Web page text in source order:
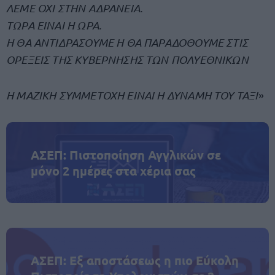
ΛΕΜΕ ΟΧΙ ΣΤΗΝ ΑΔΡΑΝΕΙΑ.
ΤΩΡΑ ΕΙΝΑΙ Η ΩΡΑ.
Η ΘΑ ΑΝΤΙΔΡΑΣΟΥΜΕ Η ΘΑ ΠΑΡΑΔΟΘΟΥΜΕ ΣΤΙΣ
ΟΡΕΞΕΙΣ ΤΗΣ ΚΥΒΕΡΝΗΣΗΣ ΤΩΝ ΠΟΛΥΕΘΝΙΚΩΝ
Η ΜΑΖΙΚΗ ΣΥΜΜΕΤΟΧΗ ΕΙΝΑΙ Η ΔΥΝΑΜΗ ΤΟΥ ΤΑΞΙ»
ΑΣΕΠ: Πιστοποίηση Αγγλικών σε
μόνο 2 ημέρες στα χέρια σας
ΑΣΕΠ: Εξ αποστάσεως η πιο Εύκολη